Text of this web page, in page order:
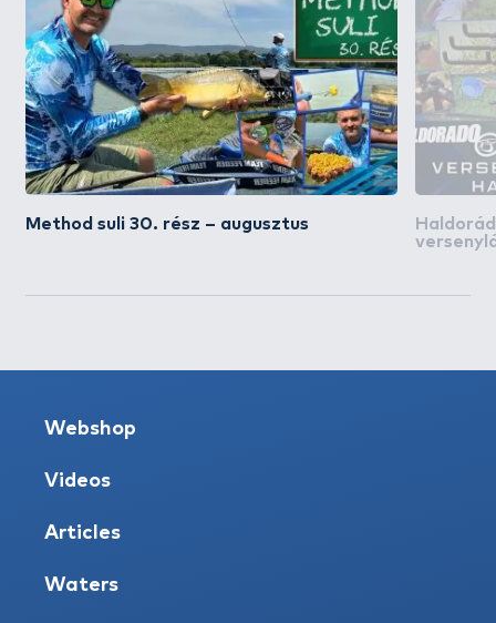
Method suli 30. rész – augusztus
Webshop
Videos
Articles
Waters